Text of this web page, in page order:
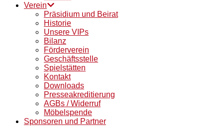
Verein
Präsidium und Beirat
Historie
Unsere VIPs
Bilanz
Förderverein
Geschäftsstelle
Spielstätten
Kontakt
Downloads
Presseakreditierung
AGBs / Widerruf
Möbelspende
Sponsoren und Partner